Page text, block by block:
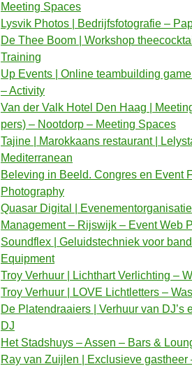
Meeting Spaces
Lysvik Photos | Bedrijfsfotografie –
De Thee Boom | Workshop
Training
Up Events | Online teambuilding
– Activity
Van der Valk Hotel Den Haag |
pers) – Nootdorp – Meeting Spaces
Tajine | Marokkaans restaurant |
Mediterranean
Beleving in Beeld. Congres en Event
Photography
Quasar Digital |
Management – Rijswijk – Event Web
Soundflex | Geluidstechniek voor
Equipment
Troy Verhuur | Lichthart Verlichting –
Troy Verhuur | LOVE Lichtletters –
De Platendraaiers | Verhuur van DJ’s
DJ
Het Stadshuys – Assen – Bars &
Ray van Zuijlen | Exclusieve